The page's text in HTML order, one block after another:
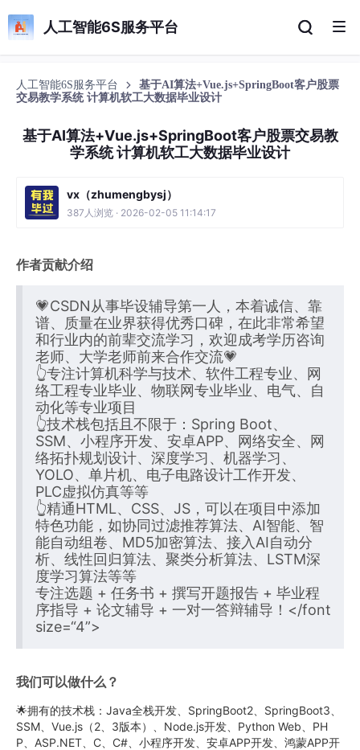
人工智能6S服务平台
人工智能6S服务平台
基于AI算法+Vue.js+SpringBoot客户股票
交易教学系统 计算机软工大数据毕业设计
基于AI算法+Vue.js+SpringBoot客户股票交易教
学系统 计算机软工大数据毕业设计
vx（zhumengbysj）
387人浏览 · 2026-02-05 11:14:17
作者贡献介绍
💗CSDN从事毕设辅导第一人，本着诚信、靠
谱、质量在业界获得优秀口碑，在此非常希望
和行业内的前辈交流学习，欢迎成考学历咨询
老师、大学老师前来合作交流💗
👆专注计算机科学与技术、软件工程专业、网
络工程专业毕业、物联网专业毕业、电气、自
动化等专业项目
👆技术栈包括且不限于：Spring Boot、
SSM、小程序开发、安卓APP、网络安全、网
络拓扑规划设计、深度学习、机器学习、
YOLO、单片机、电子电路设计工作开发、
PLC虚拟仿真等等
👆精通HTML、CSS、JS，可以在项目中添加
特色功能，如协同过滤推荐算法、AI智能、智
能自动组卷、MD5加密算法、接入AI自动分
析、线性回归算法、聚类分析算法、LSTM深
度学习算法等等
专注选题 + 任务书 + 撰写开题报告 + 毕业程
序指导 + 论文辅导 + 一对一答辩辅导！</font
size=“4”>
我们可以做什么？
🌟拥有的技术栈：Java全栈开发、SpringBoot2、SpringBoot3、
SSM、Vue.js（2、3版本）、Node.js开发、Python Web、PH
P、ASP.NET、C、C#、小程序开发、安卓APP开发、鸿蒙APP开